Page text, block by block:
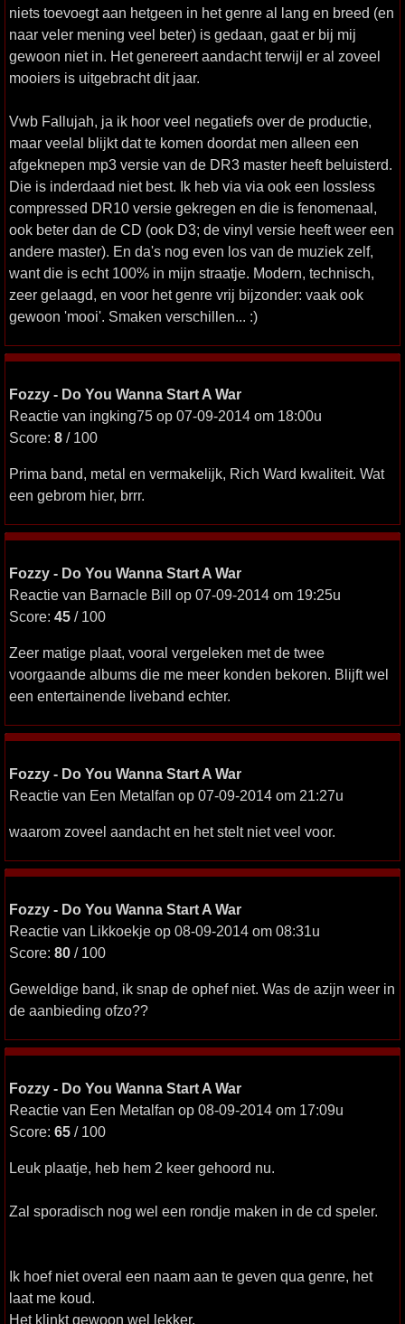
niets toevoegt aan hetgeen in het genre al lang en breed (en
naar veler mening veel beter) is gedaan, gaat er bij mij
gewoon niet in. Het genereert aandacht terwijl er al zoveel
mooiers is uitgebracht dit jaar.
Vwb Fallujah, ja ik hoor veel negatiefs over de productie,
maar veelal blijkt dat te komen doordat men alleen een
afgeknepen mp3 versie van de DR3 master heeft beluisterd.
Die is inderdaad niet best. Ik heb via via ook een lossless
compressed DR10 versie gekregen en die is fenomenaal,
ook beter dan de CD (ook D3; de vinyl versie heeft weer een
andere master). En da's nog even los van de muziek zelf,
want die is echt 100% in mijn straatje. Modern, technisch,
zeer gelaagd, en voor het genre vrij bijzonder: vaak ook
gewoon 'mooi'. Smaken verschillen... :)
Fozzy - Do You Wanna Start A War
Reactie van ingking75 op 07-09-2014 om 18:00u
Score: 8 / 100
Prima band, metal en vermakelijk, Rich Ward kwaliteit. Wat
een gebrom hier, brrr.
Fozzy - Do You Wanna Start A War
Reactie van Barnacle Bill op 07-09-2014 om 19:25u
Score: 45 / 100
Zeer matige plaat, vooral vergeleken met de twee
voorgaande albums die me meer konden bekoren. Blijft wel
een entertainende liveband echter.
Fozzy - Do You Wanna Start A War
Reactie van Een Metalfan op 07-09-2014 om 21:27u
waarom zoveel aandacht en het stelt niet veel voor.
Fozzy - Do You Wanna Start A War
Reactie van Likkoekje op 08-09-2014 om 08:31u
Score: 80 / 100
Geweldige band, ik snap de ophef niet. Was de azijn weer in
de aanbieding ofzo??
Fozzy - Do You Wanna Start A War
Reactie van Een Metalfan op 08-09-2014 om 17:09u
Score: 65 / 100
Leuk plaatje, heb hem 2 keer gehoord nu.
Zal sporadisch nog wel een rondje maken in de cd speler.
Ik hoef niet overal een naam aan te geven qua genre, het
laat me koud.
Het klinkt gewoon wel lekker.